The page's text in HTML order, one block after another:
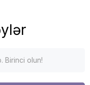
Birinci olun!